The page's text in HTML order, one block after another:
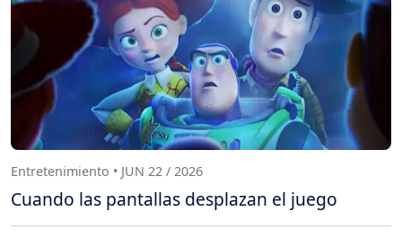
Entretenimiento • JUN 22 / 2026
Cuando las pantallas desplazan el juego